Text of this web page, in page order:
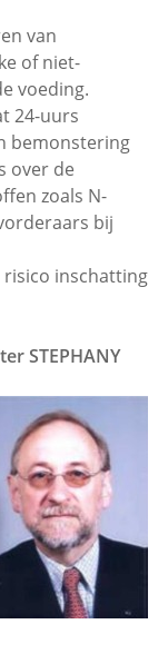
van
of niet-
voeding.
24-uurs
bemonstering
over de
zoals N-
bij
inschatting
STEPHANY